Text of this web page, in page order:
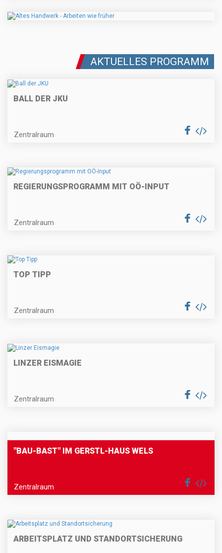
AKTUELLES PROGRAMM
BALL DER JKU
Zentralraum
REGIERUNGSPROGRAMM MIT OÖ-INPUT
Zentralraum
TOP TIPP
Zentralraum
LINZER EISMAGIE
Zentralraum
"BAU-BAST" IM GERSTL-HAUS WELS
Zentralraum
ARBEITSPLATZ UND STANDORTSICHERUNG